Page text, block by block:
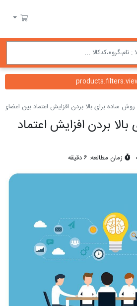
سبد خرید
بردن افزایش اعتماد
زمان مطالعه: ۶ دقیقه